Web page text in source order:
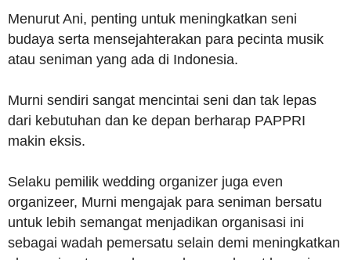
Menurut Ani, penting untuk meningkatkan seni
budaya serta mensejahterakan para pecinta musik
atau seniman yang ada di Indonesia.
Murni sendiri sangat mencintai seni dan tak lepas
dari kebutuhan dan ke depan berharap PAPPRI
makin eksis.
Selaku pemilik wedding organizer juga even
organizeer, Murni mengajak para seniman bersatu
untuk lebih semangat menjadikan organisasi ini
sebagai wadah pemersatu selain demi meningkatkan